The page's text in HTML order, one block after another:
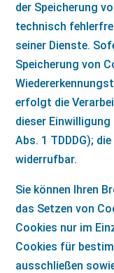
der Speicherung
technisch
seiner Dienste.
Speicherung von
erfolgt die
dieser Einwilligung
Abs. 1 TDDDG);
widerrufbar.
Sie können Ihren
das Setzen von
Cookies nur im
Cookies für
ausschließen